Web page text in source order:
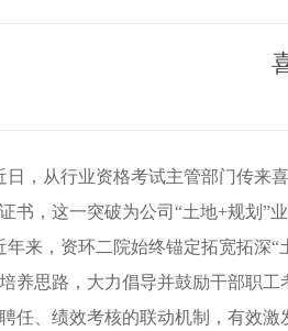
日，从行业资格考试主管部门传来
书，这一突破为公司 “土地+规划 ”
年来，资环二院始终锚定拓宽拓深“
养思路，大力倡导并鼓励干部职
任、绩效考核的联动机制，有效激